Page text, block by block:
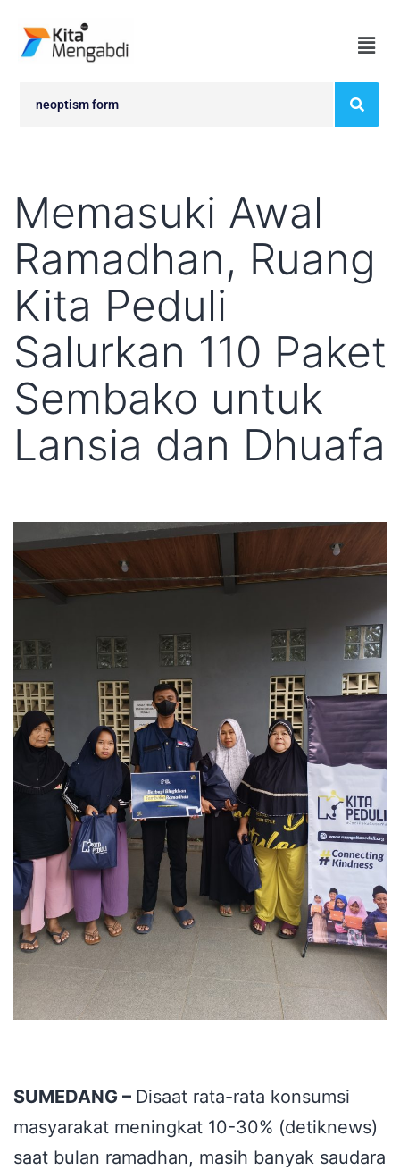
Memasuki Awal
Ramadhan, Ruang
Kita Peduli
Salurkan 110 Paket
Sembako untuk
Lansia dan Dhuafa
SUMEDANG – Disaat rata-rata konsumsi
masyarakat meningkat 10-30% (detiknews)
saat bulan ramadhan, masih banyak saudara